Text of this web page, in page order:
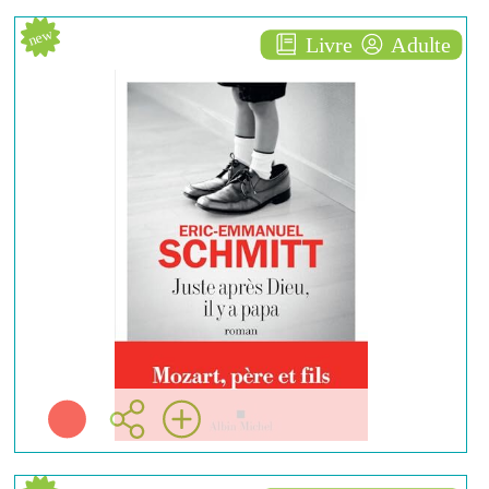
Livre Adulte
new
Juste après dieu, il y a papa
ROMAN
Éric-emmanuel SCHMITT
Albin michel ( Paris -
2026 )
Plus d'infos